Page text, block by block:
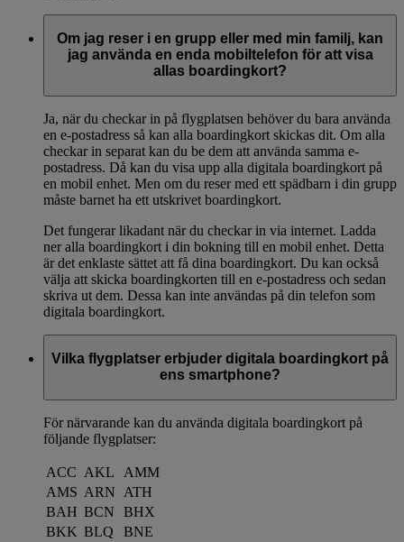
Om jag reser i en grupp eller med min familj, kan
jag använda en enda mobiltelefon för att visa
allas boardingkort?
Ja, när du checkar in på flygplatsen behöver du bara använda
en e-postadress så kan alla boardingkort skickas dit. Om alla
checkar in separat kan du be dem att använda samma e-
postadress. Då kan du visa upp alla digitala boardingkort på
en mobil enhet. Men om du reser med ett spädbarn i din grupp
måste barnet ha ett utskrivet boardingkort.
Det fungerar likadant när du checkar in via internet. Ladda
ner alla boardingkort i din bokning till en mobil enhet. Detta
är det enklaste sättet att få dina boardingkort. Du kan också
välja att skicka boardingkorten till en e-postadress och sedan
skriva ut dem. Dessa kan inte användas på din telefon som
digitala boardingkort.
Vilka flygplatser erbjuder digitala boardingkort på
ens smartphone?
För närvarande kan du använda digitala boardingkort på
följande flygplatser:
ACC AKL
AMM
AMS ARN
ATH
BAH BCN
BHX
BKK BLQ
BNE